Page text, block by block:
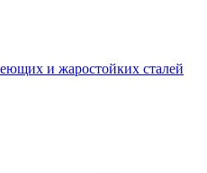
и жаростойких сталей